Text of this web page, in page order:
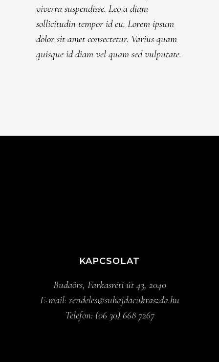
viverra suspendisse. Leo a diam
sollicitudin tempor id eu. Lorem ipsum
dolor sit amet consectetur. Varius quam
quisque id diam vel quam sed vulputate.
KAPCSOLAT
Budaörs, Farkasréti út 43, 2040
E-mail: rendeles@suhajdacukraszda.hu
Telefon: (06 30) 668 7267